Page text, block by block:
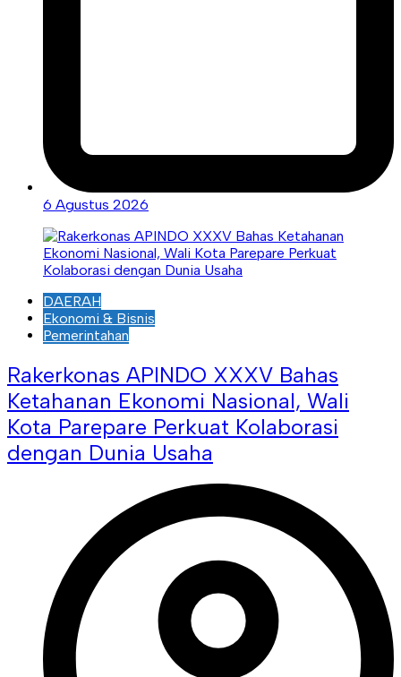
6 Agustus 2026
DAERAH
Ekonomi & Bisnis
Pemerintahan
Rakerkonas APINDO XXXV Bahas
Ketahanan Ekonomi Nasional, Wali
Kota Parepare Perkuat Kolaborasi
dengan Dunia Usaha